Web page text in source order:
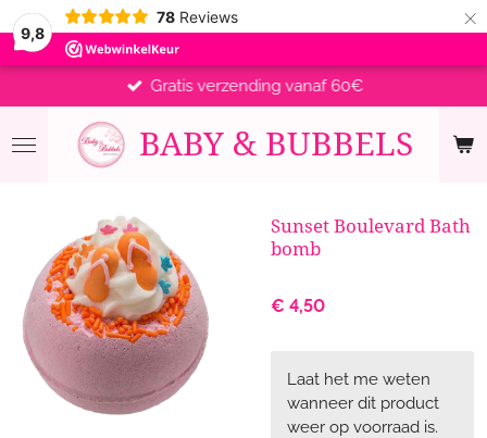
9,8
78 Reviews ×
BABY & BUBBELS
Gratis verzending vanaf 60€
Sunset Boulevard Bath
bomb
€ 4,50
Laat het me weten
wanneer dit product
weer op voorraad is.